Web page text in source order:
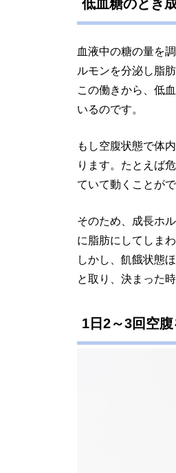
低血糖のとき
血液中の糖の量を
ルモンを分泌し脂
この働きから、低
いるのです。
もし空腹状態で体
ります。たとえば
ていて動くことが
そのため、成長ホ
に脂肪にしてしま
しかし、飢餓状態
と取り、決まった
1日2～3回空